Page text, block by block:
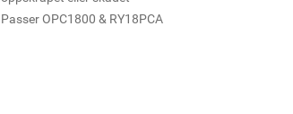
Kutter opptil 320 meter 18 mm kryssfinér med R18CS
Passer OPC1800 & RY18PCA